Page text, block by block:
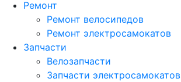
Ремонт
Ремонт велосипедов
Ремонт электросамокатов
Запчасти
Велозапчасти
Запчасти электросамокатов